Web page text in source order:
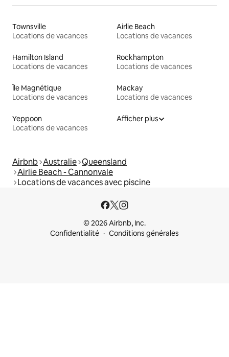
Townsville
Locations de vacances
Airlie Beach
Locations de vacances
Hamilton Island
Locations de vacances
Rockhampton
Locations de vacances
Île Magnétique
Locations de vacances
Mackay
Locations de vacances
Yeppoon
Locations de vacances
Afficher plus
Airbnb Australie Queensland
Airlie Beach - Cannonvale
Locations de vacances avec piscine
© 2026 Airbnb, Inc.
Confidentialité
Conditions générales